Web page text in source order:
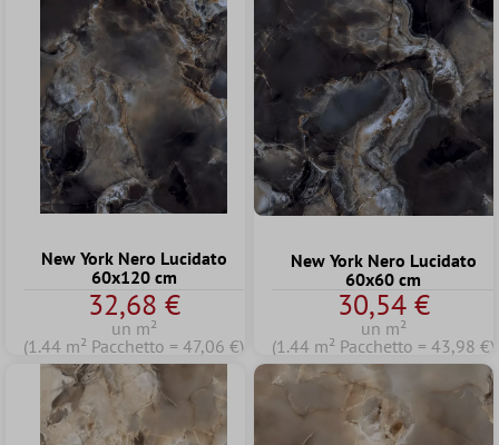
New York Nero Lucidato
60x120 cm
32,68 €
un m²
(1.44 m² Pacchetto = 47,06 €)
New York Nero Lucidato
60x60 cm
30,54 €
un m²
(1.44 m² Pacchetto = 43,98 €)